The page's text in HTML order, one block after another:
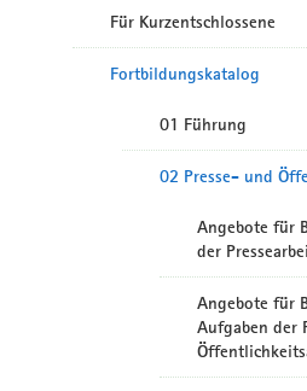
Für Kurzentschlossene
Fortbildungskatalog
01 Führung
02 Presse- und
Angebote für
der
Angebote für
Aufgaben der